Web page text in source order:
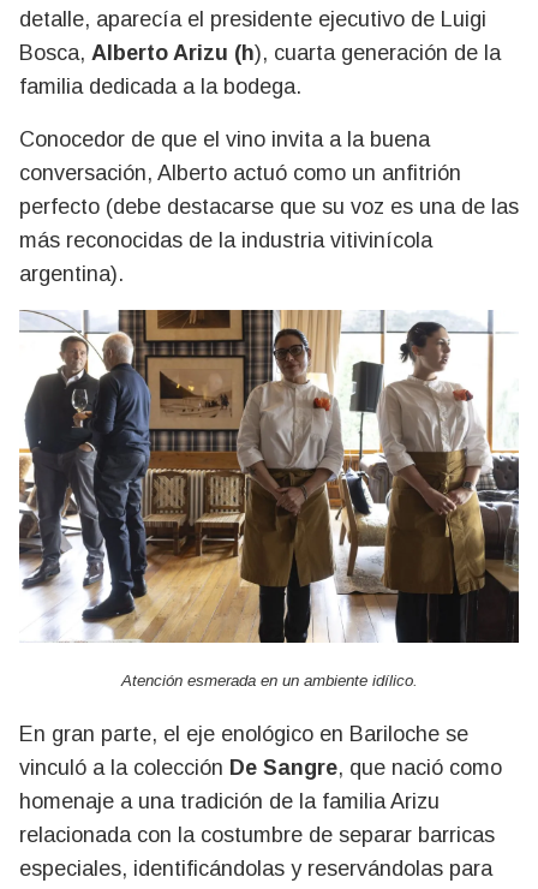
detalle, aparecía el presidente ejecutivo de Luigi
Bosca, Alberto Arizu (h), cuarta generación de la
familia dedicada a la bodega.
Conocedor de que el vino invita a la buena
conversación, Alberto actuó como un anfitrión
perfecto (debe destacarse que su voz es una de las
más reconocidas de la industria vitivinícola
argentina).
Atención esmerada en un ambiente idílico.
En gran parte, el eje enológico en Bariloche se
vinculó a la colección De Sangre, que nació como
homenaje a una tradición de la familia Arizu
relacionada con la costumbre de separar barricas
especiales, identificándolas y reservándolas para